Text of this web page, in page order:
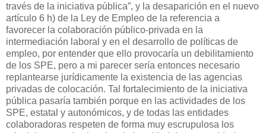
través de la iniciativa pública”, y la desaparición en el nuevo
artículo 6 h) de la Ley de Empleo de la referencia a
favorecer la colaboración público-privada en la
intermediación laboral y en el desarrollo de políticas de
empleo, por entender que ello provocaría un debilitamiento
de los SPE, pero a mi parecer sería entonces necesario
replantearse jurídicamente la existencia de las agencias
privadas de colocación. Tal fortalecimiento de la iniciativa
pública pasaría también porque en las actividades de los
SPE, estatal y autonómicos, y de todas las entidades
colaboradoras respeten de forma muy escrupulosa los